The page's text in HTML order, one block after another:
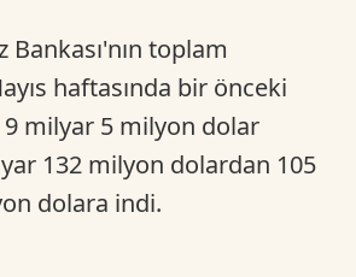
Bankası'nın toplam
haftasında bir önceki
9 milyar 5 milyon dolar
132 milyon dolardan 105
dolara indi.